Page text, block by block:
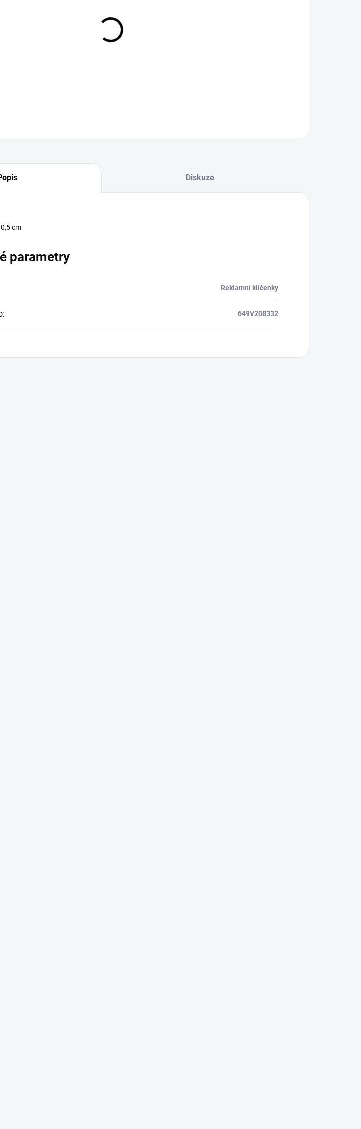
Kovová klíčenka AUTO v černé dárkové krabičce
Diskuze
cm
parametry
Reklamní klíčenky
: 649V208332